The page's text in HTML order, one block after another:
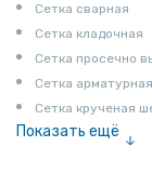
Сетка сварная
Сетка кладочная
Сетка просечно
Сетка арматурная
Сетка крученая
Показать ещё